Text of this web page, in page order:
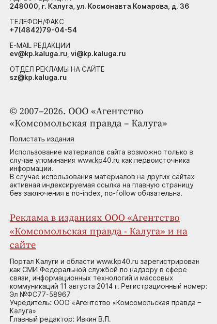
© 2007–2026. ООО «Агентство
«Комсомольская правда – Калуга»
Полистать издания
Использование материалов сайта возможно только в
случае упоминания www.kp40.ru как первоисточника
информации.
В случае использования материалов на других сайтах
активная индексируемая ссылка на главную страницу
без заключения в no-index, no-follow обязательна.
Реклама в изданиях ООО «Агентство
«Комсомольская правда - Калуга» и на
сайте
Портал Калуги и области www.kp40.ru зарегистрирован
как СМИ Федеральной службой по надзору в сфере
связи, информационных технологий и массовых
коммуникаций 11 августа 2014 г. Регистрационный номер:
Эл №ФС77-58967
Учредитель: ООО «Агентство «Комсомольская правда –
Калуга»
Главный редактор: Ивкин В.П.
248000, г. Калуга, ул. Космонавта Комарова, д. 36
ТЕЛЕФОН/ФАКС
+7(4842)79-04-54
E-MAIL РЕДАКЦИИ
ev@kp.kaluga.ru, vi@kp.kaluga.ru
ОТДЕЛ РЕКЛАМЫ НА САЙТЕ
sz@kp.kaluga.ru